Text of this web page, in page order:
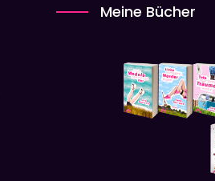
Meine Bücher